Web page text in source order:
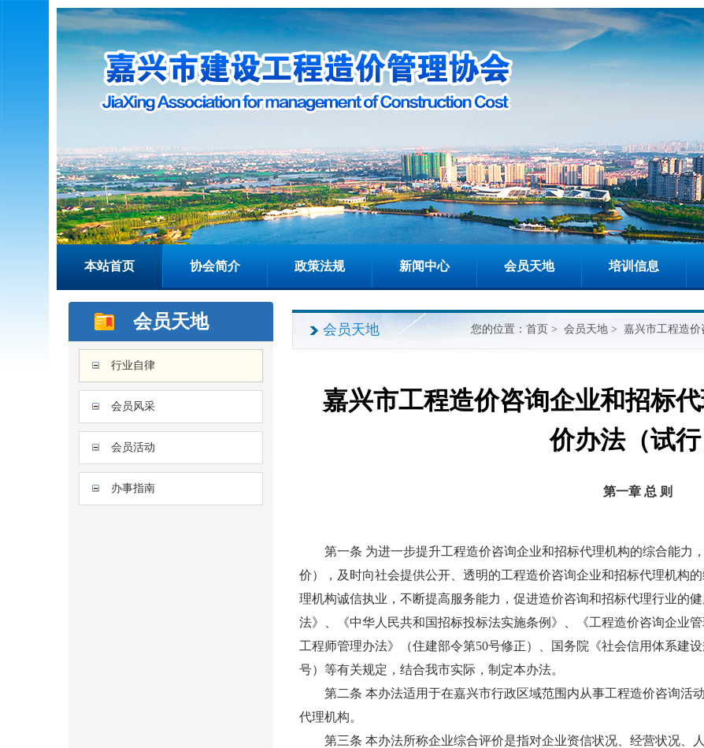
本站首页 协会简介 政策法规 新闻中心 会员天地 培训信息
会员天地
行业自律
会员风采
会员活动
办事指南
会员天地 您的位置： 首页 > 会员天地 > 嘉兴市工程造价
嘉兴市工程造价咨询企业和招标
价办法（试行
第一章 总 则
第一条 为进一步提升工程造价咨询企业和招标代理机构的综合能力
价），及时向社会提供公开、透明的工程造价咨询企业和招标代理机构
理机构诚信执业，不断提高服务能力，促进造价咨询和招标代理行业的
法》、《中华人民共和国招标投标法实施条例》、《工程造价咨询企业
工程师管理办法》（住建部令第50号修正）、国务院《社会信用体系建
号）等有关规定，结合我市实际，制定本办法。
第二条 本办法适用于在嘉兴市行政区域范围内从事工程造价咨询活
代理机构。
第三条 本办法所称企业综合评价是指对企业资信状况、经营状况、